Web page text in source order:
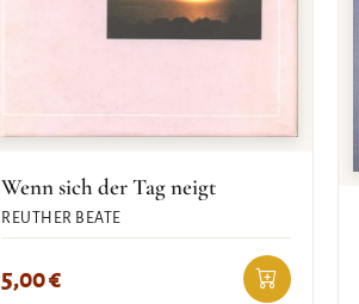
Wenn sich der Tag neigt
REUTHER BEATE
5,00€